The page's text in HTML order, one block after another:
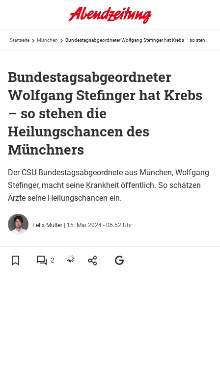
Startseite München
Bundestagsabgeordneter
Wolfgang Stefinger hat Krebs
– so stehen die
Heilungschancen des
Münchners
Der CSU-Bundestagsabgeordnete aus München, Wolfgang
Stefinger, macht seine Krankheit öffentlich. So schätzen
Ärzte seine Heilungschancen ein.
Felix Müller | 15. Mai 2024 - 06:52 Uhr
2